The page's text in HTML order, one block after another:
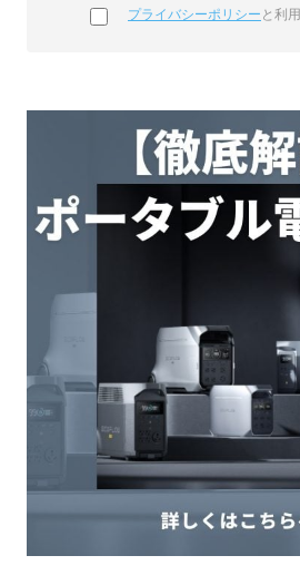
プライバシーポリシー と利用